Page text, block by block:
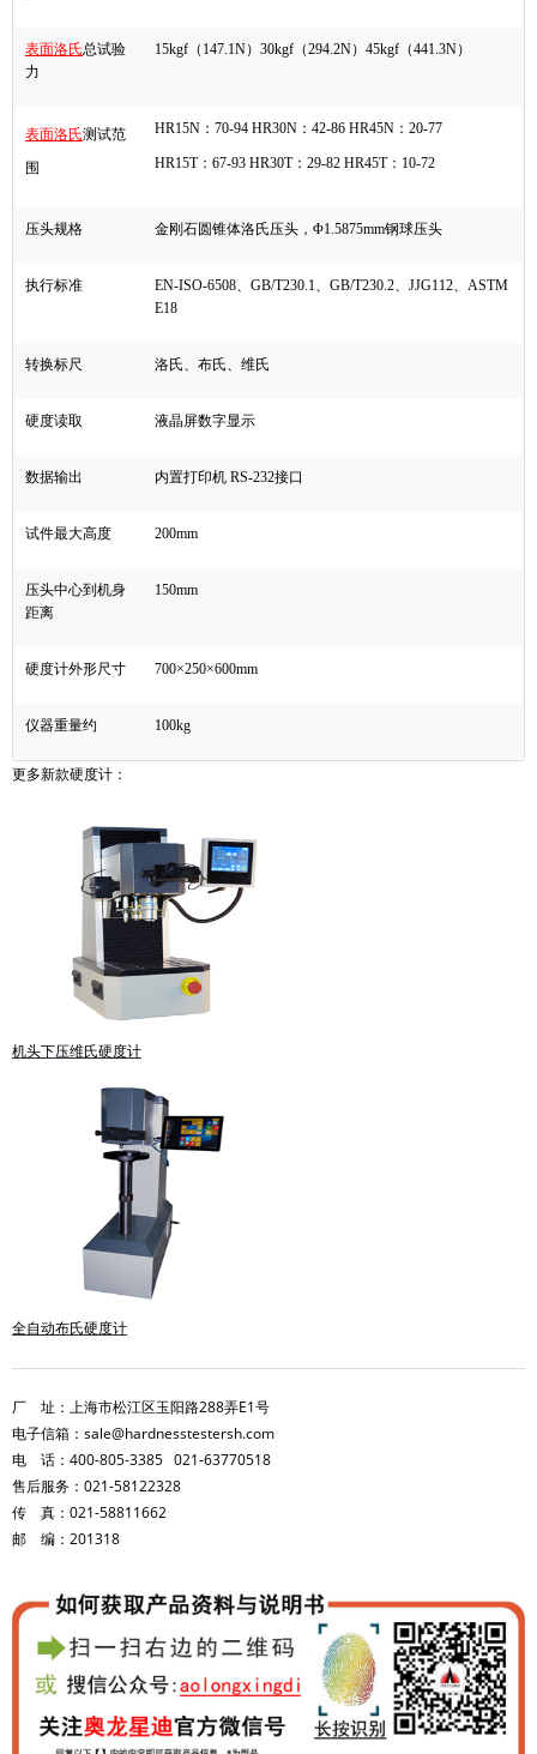
表面洛氏总试验
力
15kgf （ 147.1N） 30kgf （294.2N） 45kgf （441.3N）
表面洛氏测试范
围
HR15N ： 70-94 HR30N ： 42-86 HR45N ： 20-77
HR15T： 67-93 HR30T： 29-82 HR45T： 10-72
压头规格 金刚石圆锥体洛氏压头，Φ1.5875mm钢球压头
执行标准 EN-ISO-6508、 GB/T230.1、 GB/T230.2、 JJG112、 ASTM
E18
转换标尺 洛氏、布氏、维氏
硬度读取 液晶屏数字显示
数据输出 内置打印机 RS-232接口
试件最大高度 200mm
压头中心到机身
距离
150mm
硬度计外形尺寸 700×250×600mm
仪器重量约 100kg
更多新款硬度计：
机头下压维氏硬度计
全自动布氏硬度计
厂 址：上海市松江区玉阳路288弄E1号
电子信箱：sale@hardnesstestersh.com
电 话：400-805-3385 021-63770518
售后服务：021-58122328
传 真：021-58811662
邮 编：201318